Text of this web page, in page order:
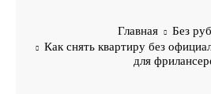
Главная
Без
Как снять квартиру без
для